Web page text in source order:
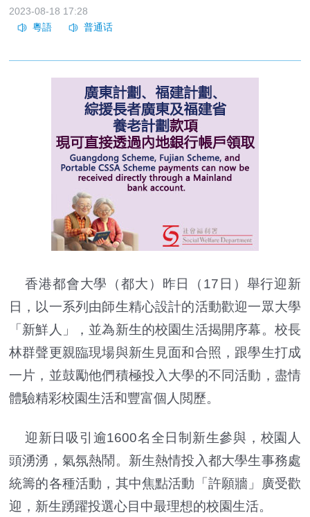
2023-08-18 17:28
香港都會大學（都大）昨日（17日）舉行迎新
日，以一系列由師生精心設計的活動歡迎一眾大學
「新鮮人」，並為新生的校園生活揭開序幕。校長
林群聲更親臨現場與新生見面和合照，跟學生打成
一片，並鼓勵他們積極投入大學的不同活動，盡情
體驗精彩校園生活和豐富個人閲歷。
迎新日吸引逾1600名全日制新生參與，校園人
頭湧湧，氣氛熱鬧。新生熱情投入都大學生事務處
統籌的各種活動，其中焦點活動「許願牆」廣受歡
迎，新生踴躍投選心目中最理想的校園生活。